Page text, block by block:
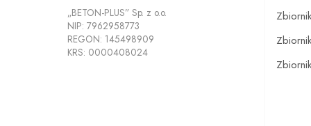
„BETON-PLUS” Sp. z o.o.
NIP: 7962958773
REGON: 145498909
KRS: 0000408024